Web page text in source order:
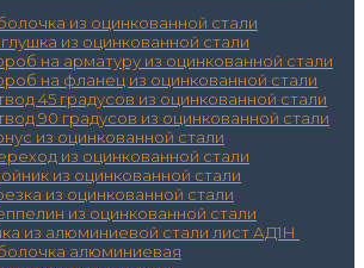
из оцинкованной стали
из оцинкованной стали
на арматуру из оцинкованной стали
на фланец из оцинкованной стали
45 градусов из оцинкованной стали
90 градусов из оцинкованной стали
из оцинкованной стали
из оцинкованной стали
из оцинкованной стали
из оцинкованной стали
из оцинкованной стали
из алюминиевой стали лист АД1Н
алюминиевая